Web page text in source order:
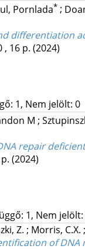
Pornlada* ;
differentiation
, 16 p. (2024)
1, Nem jelölt: 0
M ;
repair
(2024)
1, Nem
Z. ; Morris, C.X. ;
of